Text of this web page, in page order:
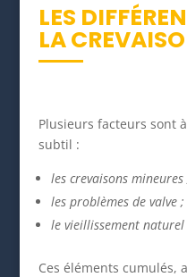
LES
LA
Plusieurs facteurs sont
subtil :
les crevaisons mineures
les problèmes de valve ;
le vieillissement naturel
Ces éléments cumulés,